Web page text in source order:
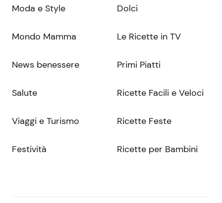
Moda e Style
Mondo Mamma
News benessere
Salute
Viaggi e Turismo
Festività
Dolci
Le Ricette in TV
Primi Piatti
Ricette Facili e Veloci
Ricette Feste
Ricette per Bambini